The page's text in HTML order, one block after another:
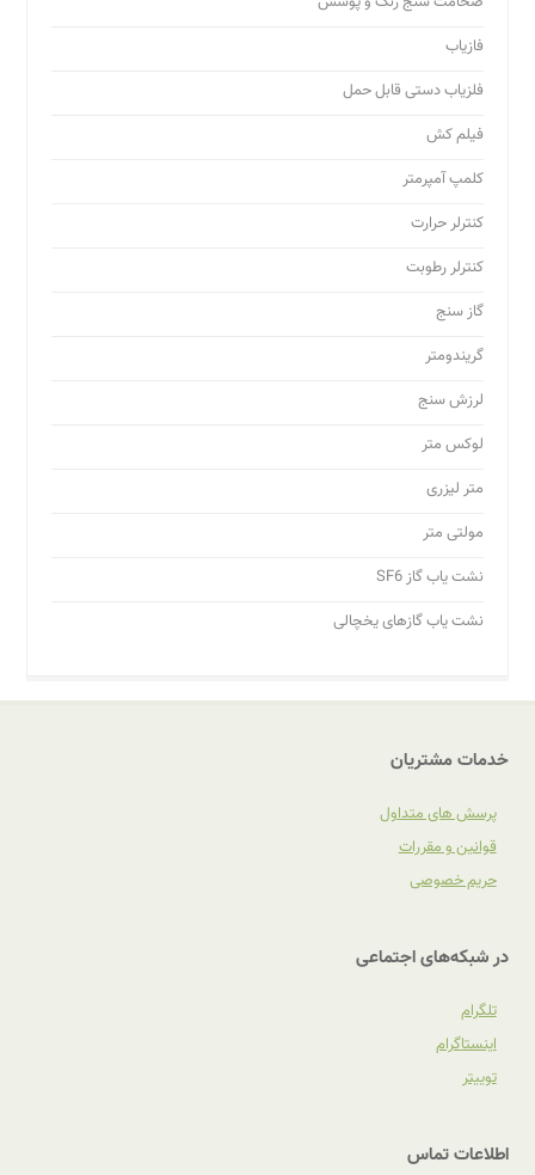
فازیاب
فلزیاب دستی قابل حمل
فیلم کش
کلمپ آمپرمتر
کنترلر حرارت
کنترلر رطوبت
گاز سنج
گریندومتر
لرزش سنج
لوکس متر
متر لیزری
مولتی متر
نشت یاب گاز SF6
نشت یاب گازهای یخچالی
خدمات مشتریان
پرسش های متداول
قوانین و مقررات
حریم خصوصی
در شبکه‌های اجتماعی
تلگرام
اینستاگرام
توییتر
اطلاعات تماس